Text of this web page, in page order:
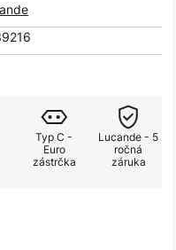
Typ C -
Euro
zástrčka
Lucande - 5
ročná
záruka